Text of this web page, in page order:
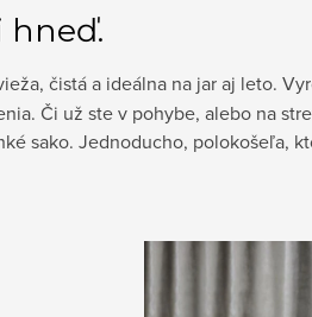
hneď.
čistá a ideálna na jar aj leto.
Či už ste v pohybe, alebo na
sako. Jednoducho, polokošeľa,